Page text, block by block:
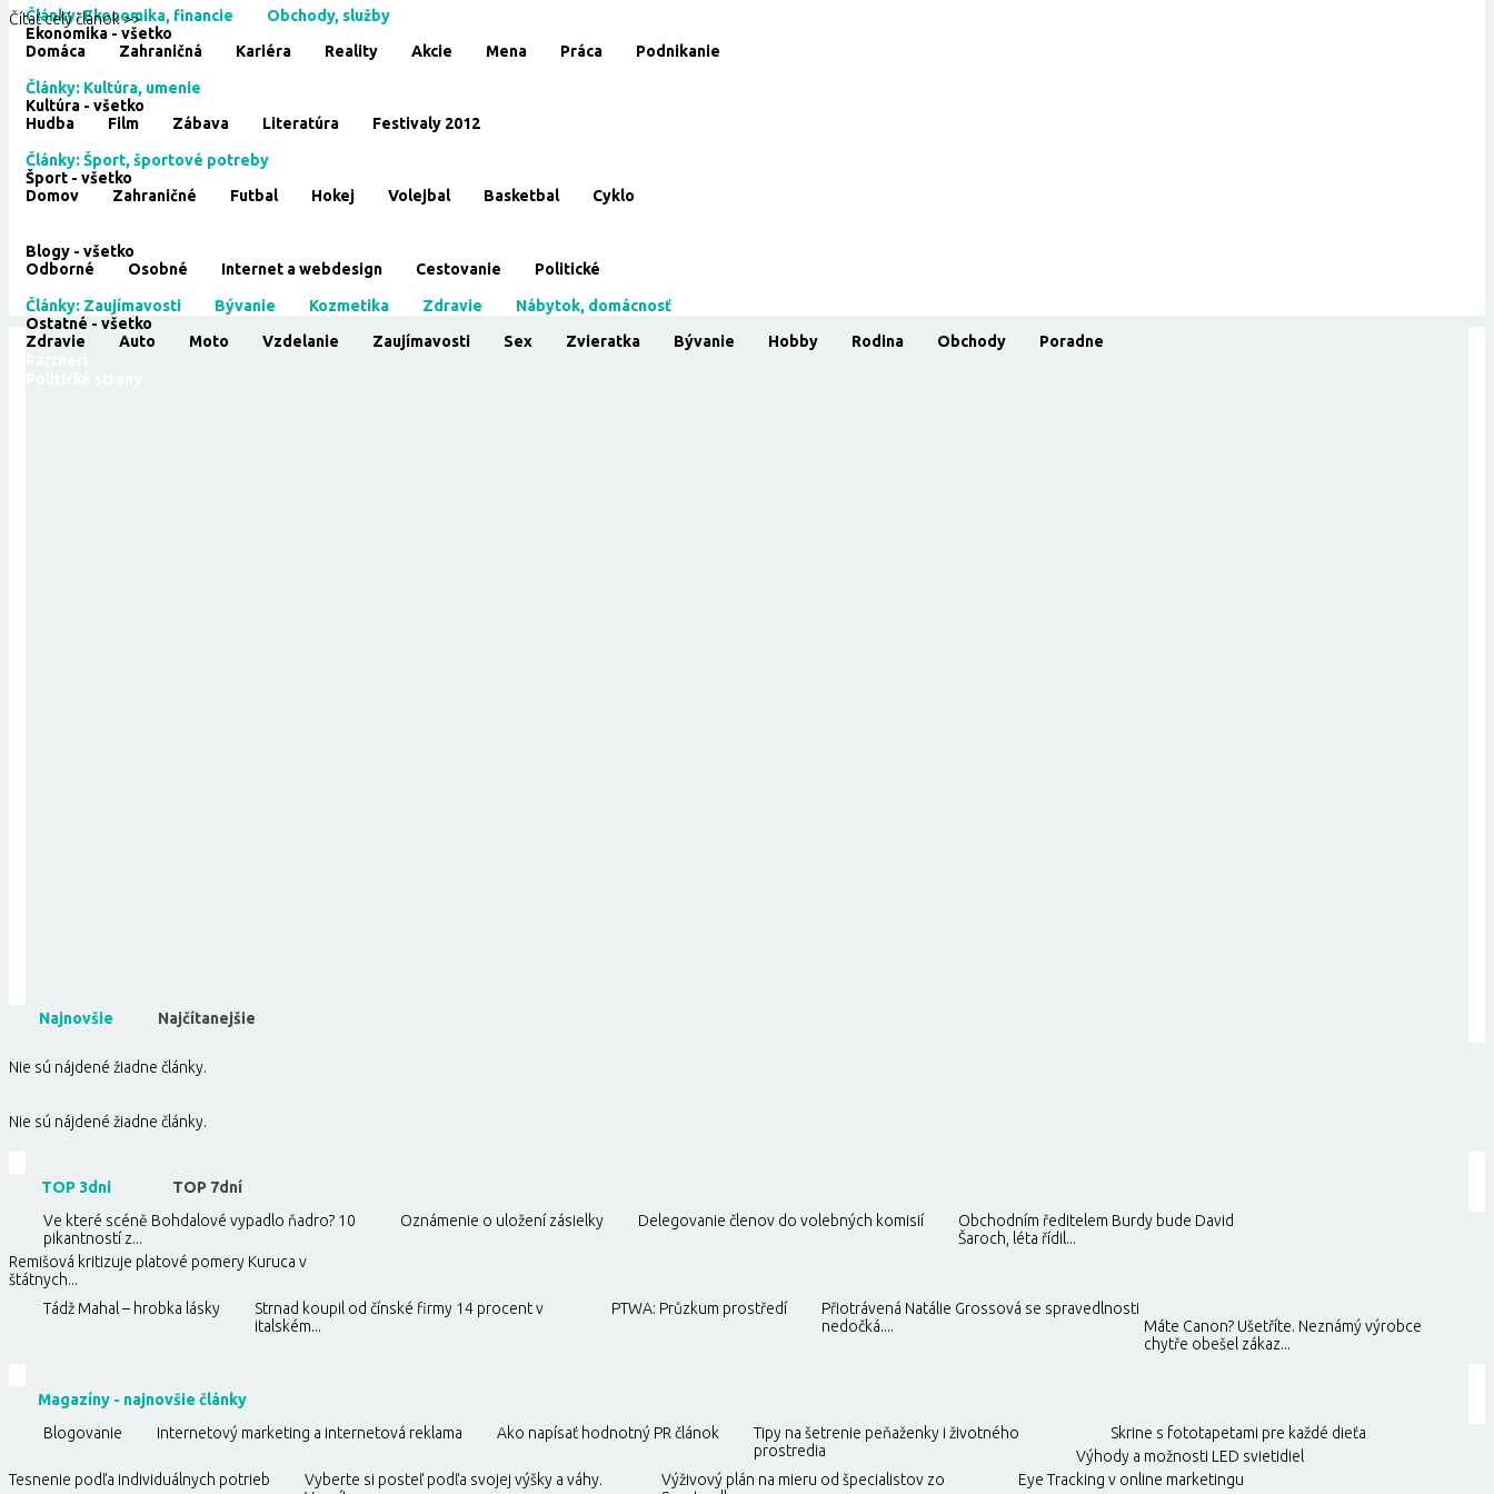
Články: Ekonomika, financie
Obchody, služby
Ekonomika - všetko
Domáca
Zahraničná Kariéra Reality Akcie Mena Práca
Podnikanie
Články: Kultúra, umenie
Kultúra - všetko
Hudba
Film Zábava Literatúra
Festivaly 2012
Články: Šport, športové potreby
Šport - všetko
Domov
Zahraničné Futbal Hokej Volejbal Basketbal
Cyklo
Blogy - všetko
Odborné
Osobné Internet a webdesign Cestovanie
Politické
Články: Zaujímavosti
Bývanie Kozmetika Zdravie
Nábytok, domácnosť
Ostatné - všetko
Zdravie
Auto Moto Vzdelanie Zaujímavosti Sex Zvieratka Bývanie Hobby Rodina Obchody
Poradne
Čítať celý článok >>
Najnovšie Najčítanejšie
Nie sú nájdené žiadne články.
Nie sú nájdené žiadne články.
TOP 3dni
TOP 7dní
Ve které scéně Bohdalové vypadlo ňadro? 10
pikantností z...
Oznámenie o uložení zásielky Delegovanie členov do volebných komisií
Obchodním ředitelem Burdy bude David
Šaroch, léta řídil...
Remišová kritizuje platové pomery Kuruca v
štátnych...
Tádž Mahal – hrobka lásky
Strnad koupil od čínské firmy 14 procent v
italském...
PTWA: Průzkum prostředí
Přiotrávená Natálie Grossová se spravedlnosti
nedočká....
Máte Canon? Ušetříte. Neznámý výrobce
chytře obešel zákaz...
Magazíny - najnovšie články
Blogovanie
Internetový marketing a internetová reklama Ako napísať hodnotný PR článok
Tipy na šetrenie peňaženky i životného
prostredia
Skrine s fototapetami pre každé dieťa
Výhody a možnosti LED svietidiel
Tesnenie podľa individuálnych potrieb
Vyberte si posteľ podľa svojej výšky a váhy.
Výživový plán na mieru od špecialistov zo
Eye Tracking v online marketingu